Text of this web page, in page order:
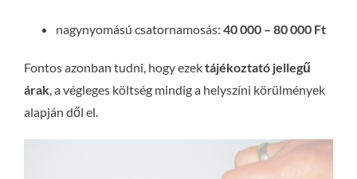
nagynyomású csatornamosás: 40 000 – 80 000 Ft
Fontos azonban tudni, hogy ezektájékoztató jellegű
árak, a végleges költség mindig a helyszíni körülmények
alapján dől el.